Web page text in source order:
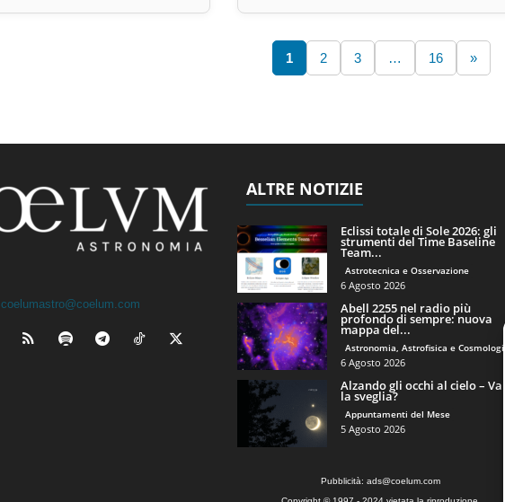
1 2 3 … 16 »
coelumastro@coelum.com
ALTRE NOTIZIE
Eclissi totale di Sole 2026: gli
strumenti del Time Baseline
Team...
Astrotecnica e Osservazione
6 Agosto 2026
Abell 2255 nel radio più
profondo di sempre: nuova
mappa del...
Astronomia, Astrofisica e Cosmologia
6 Agosto 2026
Alzando gli occhi al cielo – Vale
la sveglia?
Appuntamenti del Mese
5 Agosto 2026
Pubblicità: ads@coelum.com